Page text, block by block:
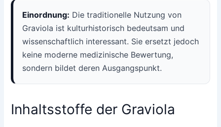
Einordnung: Die traditionelle Nutzung von
Graviola ist kulturhistorisch bedeutsam und
wissenschaftlich interessant. Sie ersetzt jedoch
keine moderne medizinische Bewertung,
sondern bildet deren Ausgangspunkt.
Inhaltsstoffe der Graviola